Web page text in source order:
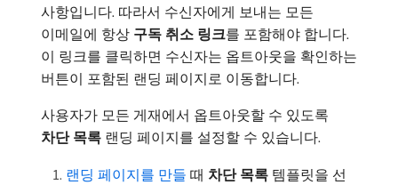
사항입니다. 따라서 수신자에게 보내는 모든
이메일에 항상 구독 취소 링크​를 포함해야 합니다.
이 링크를 클릭하면 수신자는 옵트아웃을 확인하는
버튼이 포함된 랜딩 페이지로 이동합니다.
사용자가 모든 게재에서 옵트아웃할 수 있도록
차단 목록 랜딩 페이지를 설정할 수 있습니다.
랜딩 페이지를 만들 때 차단 목록 템플릿을 선